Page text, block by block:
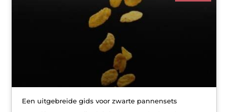
Een uitgebreide gids voor zwarte pannensets